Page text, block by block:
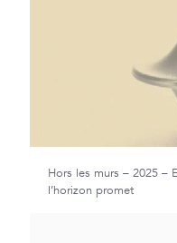
Hors les murs – 2025 –
l’horizon promet